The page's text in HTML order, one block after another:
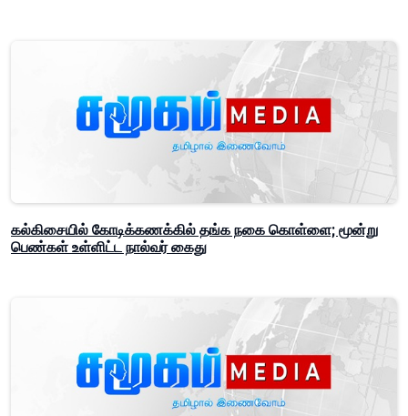
கல்கிசையில் கோடிக்கணக்கில் தங்க நகை கொள்ளை; மூன்று
பெண்கள் உள்ளிட்ட நால்வர் கைது